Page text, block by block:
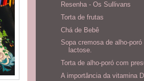
Resenha - Os Sullivans
Torta de frutas
Chá de Bebê
Sopa cremosa de alho-poró
lactose.
Torta de alho-poró com
A importância da vitamina D